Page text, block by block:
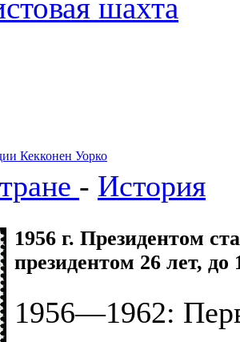
шахта
Кекконен Уорко
- История
1956 г. Президентом
президентом 26 лет, до
1956—1962: